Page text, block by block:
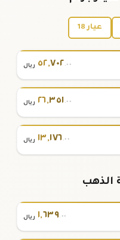
عيار 18
٥٢,٧٠٢.٠٠ ريال
٢٦,٣٥١.٠٠ ريال
١٣,١٧٦.٠٠ ريال
الذهب
١,٦٣٩.٠٠ ريال